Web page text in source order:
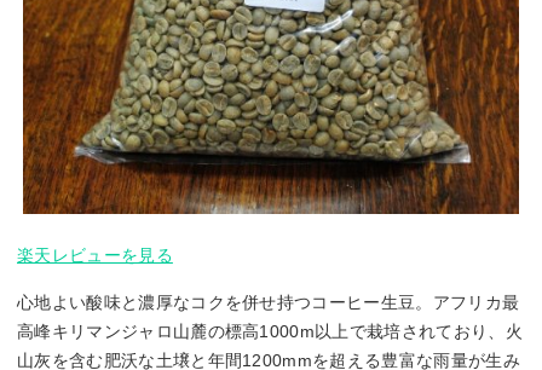
楽天レビューを見る
心地よい酸味と濃厚なコクを併せ持つコーヒー生豆。アフリカ最
高峰キリマンジャロ山麓の標高1000m以上で栽培されており、火
山灰を含む肥沃な土壌と年間1200mmを超える豊富な雨量が生み